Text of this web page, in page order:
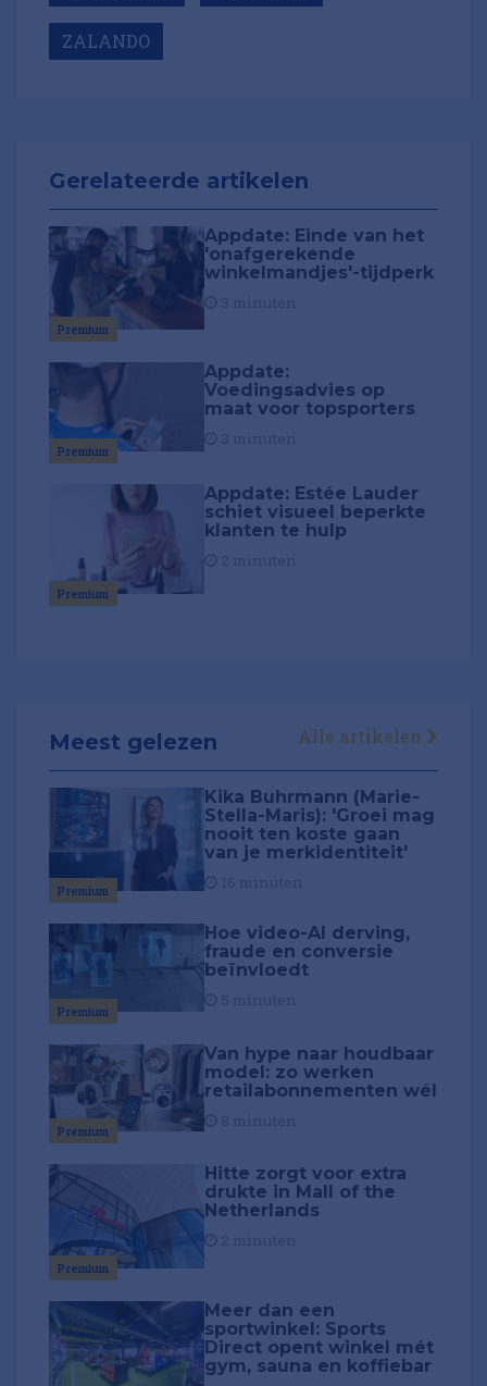
ZALANDO
Gerelateerde artikelen
Premium
Appdate: Einde van het
'onafgerekende
winkelmandjes'-tijdperk
Premium
Appdate:
Voedingsadvies op
maat voor topsporters
Premium
Appdate: Estée Lauder
schiet visueel beperkte
klanten te hulp
Meest gelezen Alle artikelen
Premium
Kika Buhrmann (Marie-
Stella-Maris): 'Groei mag
nooit ten koste gaan
van je merkidentiteit'
Premium
Hoe video-AI derving,
fraude en conversie
beïnvloedt
Premium
Van hype naar houdbaar
model: zo werken
retailabonnementen wél
Premium
Hitte zorgt voor extra
drukte in Mall of the
Netherlands
Meer dan een
sportwinkel: Sports
Direct opent winkel mét
gym, sauna en koffiebar